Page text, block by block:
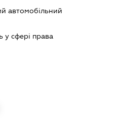
автомобільний
у сфері права